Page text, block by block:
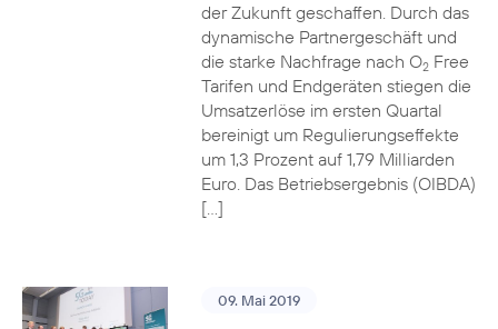
der Zukunft geschaffen. Durch das
dynamische Partnergeschäft und
die starke Nachfrage nach O2Free
Tarifen und Endgeräten stiegen die
Umsatzerlöse im ersten Quartal
bereinigt um Regulierungseffekte
um 1,3 Prozent auf 1,79 Milliarden
Euro. Das Betriebsergebnis (OIBDA)
[…]
09. Mai 2019